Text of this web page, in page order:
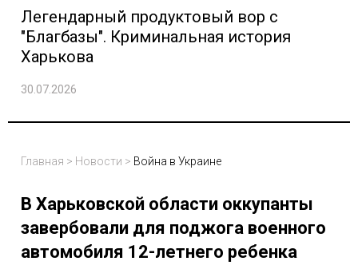
Легендарный продуктовый вор с
"Благбазы". Криминальная история
Харькова
30.07.2026
Главная > Новости > Война в Украине
В Харьковской области оккупанты
завербовали для поджога военного
автомобиля 12-летнего ребенка